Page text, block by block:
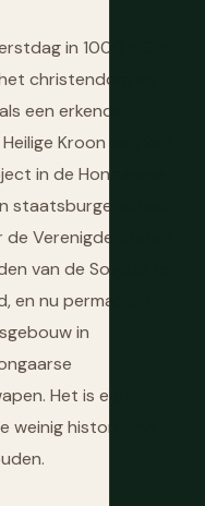
in 1000 n.Chr.,
christendom en
een erkende
Kroon van Sint-
in de Hongaarse
staatsburgerschap
Verenigde Staten
van de Sovjets te
en nu permanent
in
Het is een
weinig historische